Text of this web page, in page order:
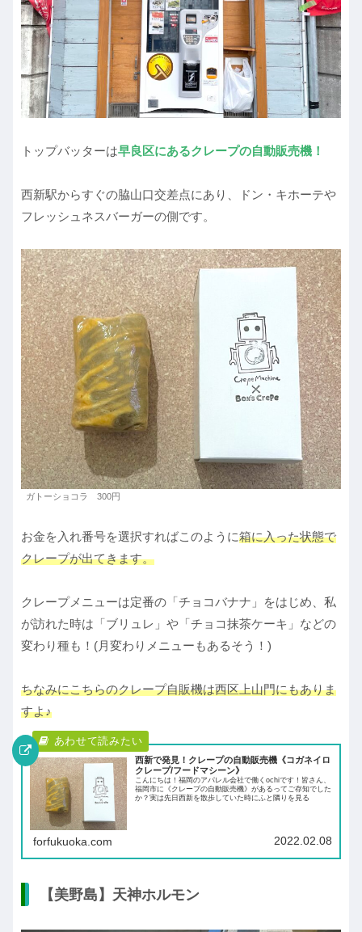
トップバッターは早良区にあるクレープの自動販売機！
西新駅からすぐの脇山口交差点にあり、ドン・キホーテや
フレッシュネスバーガーの側です。
ガトーショコラ 300円
お金を入れ番号を選択すればこのように箱に入った状態で
クレープが出てきます。
クレープメニューは定番の「チョコバナナ」をはじめ、私
が訪れた時は「ブリュレ」や「チョコ抹茶ケーキ」などの
変わり種も！(月変わりメニューもあるそう！)
ちなみにこちらのクレープ自販機は西区上山門にもありま
すよ♪
西新で発見！クレープの自動販売機《コガネイロ
クレープ/フードマシーン》
こんにちは！福岡のアパレル会社で働くochiです！皆さん、
福岡市に《クレープの自動販売機》があるってご存知でした
か？実は先日西新を散歩していた時にふと隣りを見る
forfukuoka.com 2022.02.08
【美野島】天神ホルモン